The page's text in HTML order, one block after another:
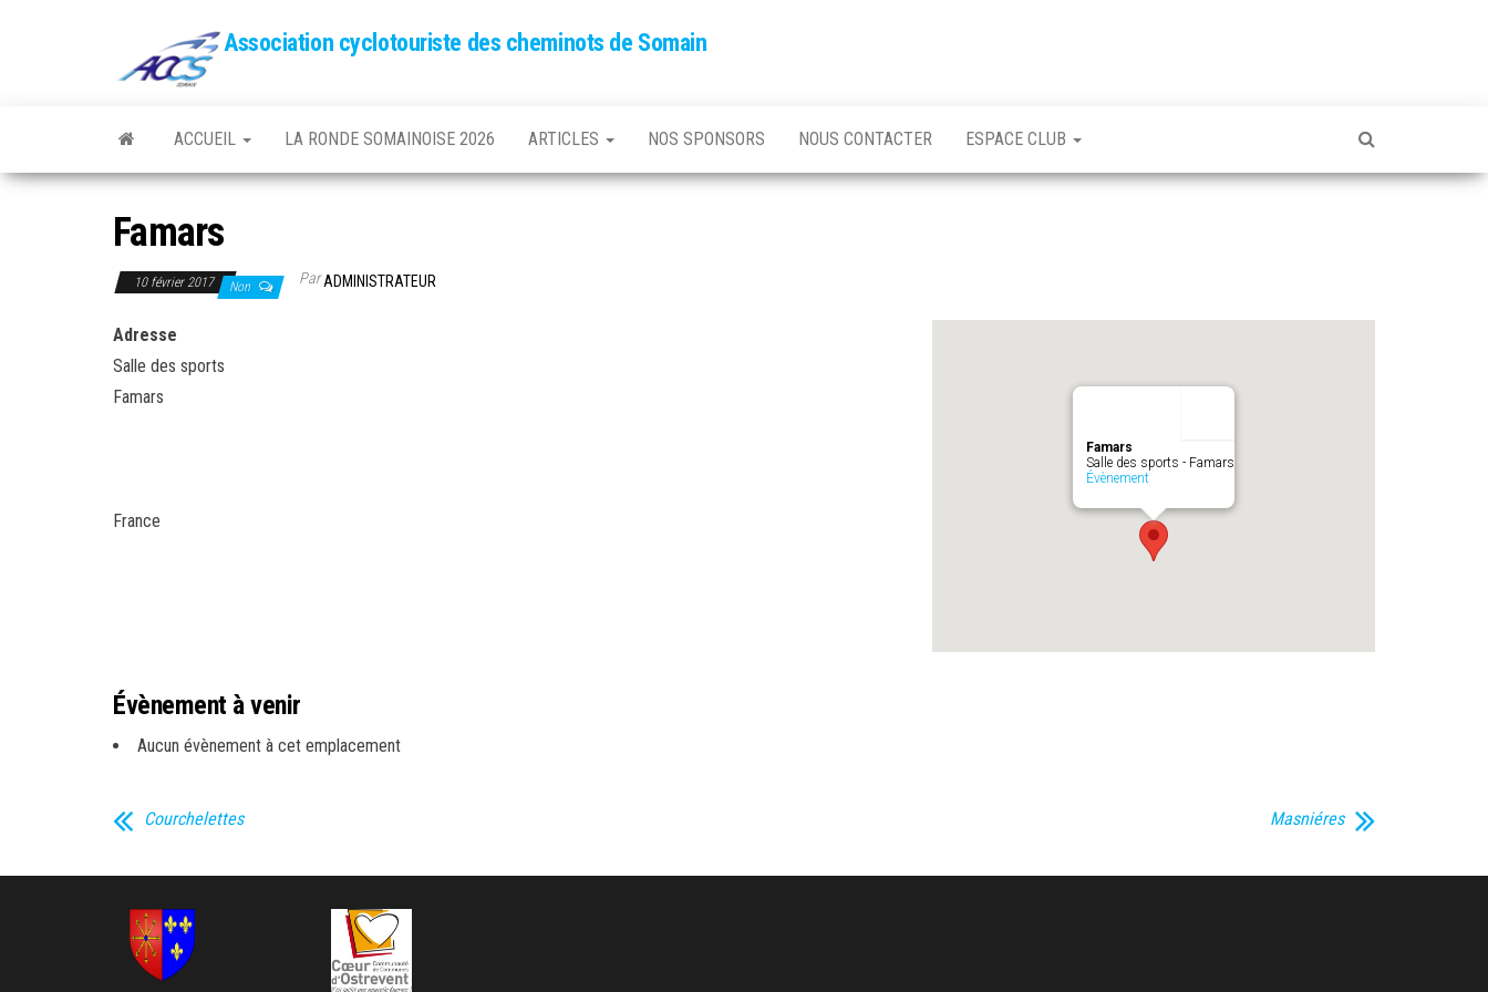
Association cyclotouriste des cheminots de Somain
ACCUEIL LA RONDE SOMAINOISE 2026 ARTICLES NOS SPONSORS NOUS CONTACTER ESPACE CLUB
Famars
10 février 2017 Non ParADMINISTRATEUR
Famars
Salle des sports - Famars
Évènement
Adresse
Salle des sports
Famars
France
Évènement à venir
Aucun évènement à cet emplacement
Courchelettes Masniéres